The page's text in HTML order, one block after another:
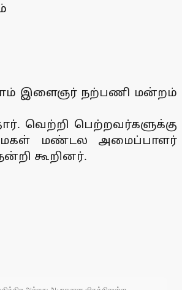
இளைஞர் நற்பணி மன்றம்
வெற்றி பெற்றவர்களுக்கு
மண்டல அமைப்பாளர்
கூறினர்.